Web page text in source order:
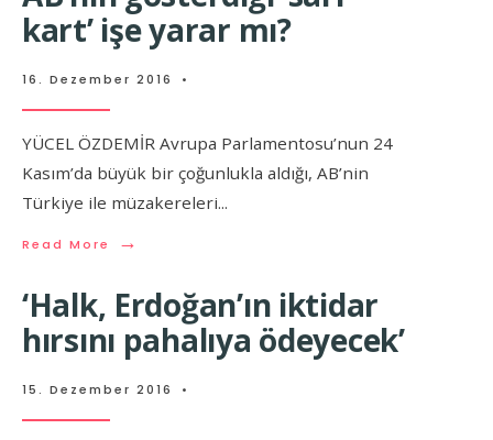
kart’ işe yarar mı?
16. Dezember 2016 •
YÜCEL ÖZDEMİR Avrupa Parlamentosu’nun 24
Kasım’da büyük bir çoğunlukla aldığı, AB’nin
Türkiye ile müzakereleri...
Read More →
‘Halk, Erdoğan’ın iktidar
hırsını pahalıya ödeyecek’
15. Dezember 2016 •